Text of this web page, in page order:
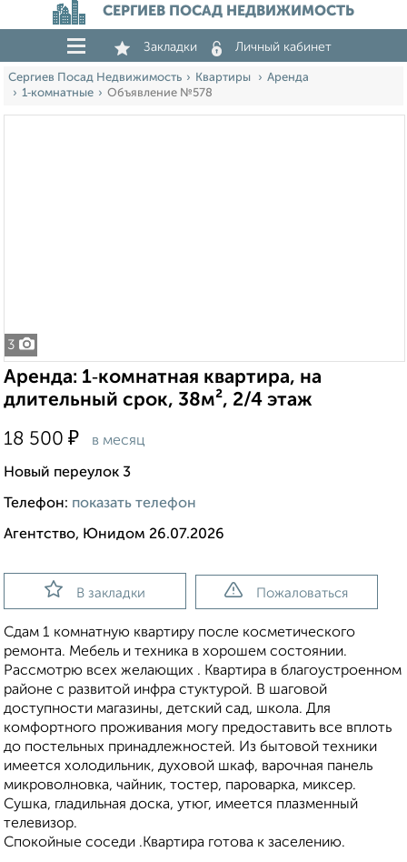
СЕРГИЕВ ПОСАД НЕДВИЖИМОСТЬ
Закладки Личный кабинет
Сергиев Посад Недвижимость Квартиры
Аренда
1‑комнатные
Объявление №578
3
Аренда: 1‑комнатная квартира, на
длительный срок, 38м², 2/4 этаж
18 500 ₽ в месяц
Новый переулок 3
Телефон: показать телефон
Агентство, Юнидом 26.07.2026
В закладки Пожаловаться
Сдам 1 комнатную квартиру после косметического
ремонта. Мебель и техника в хорошем состоянии.
Рассмотрю всех желающих . Квартира в благоустроенном
районе с развитой инфра стуктурой. В шаговой
доступности магазины, детский сад, школа. Для
комфортного проживания могу предоставить все вплоть
до постельных принадлежностей. Из бытовой техники
имеется холодильник, духовой шкаф, варочная панель
микроволновка, чайник, тостер, пароварка, миксер.
Сушка, гладильная доска, утюг, имеется плазменный
телевизор.
Спокойные соседи .Квартира готова к заселению.